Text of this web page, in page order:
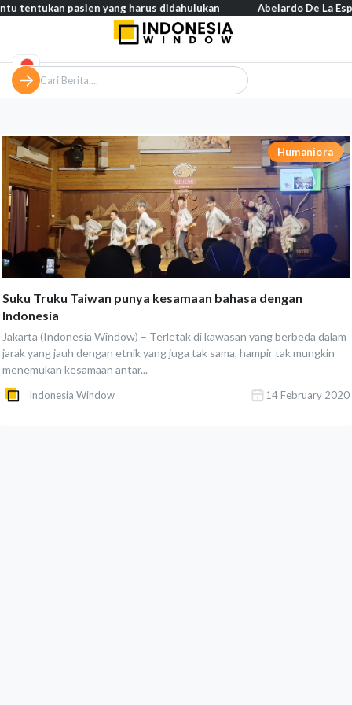
Humaniora
Suku Truku Taiwan punya kesamaan bahasa dengan
Indonesia
Jakarta (Indonesia Window) – Terletak di kawasan yang berbeda dalam
jarak yang jauh dengan etnik yang juga tak sama, hampir tak mungkin
menemukan kesamaan antar...
Indonesia Window 14 February 2020
tentukan pasien yang harus didahulukan Abelardo De La